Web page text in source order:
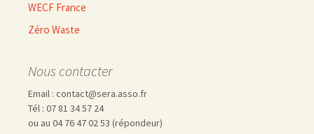
WECF France
Zéro Waste
Nous contacter
Email : contact@sera.asso.fr
Tél : 07 81 34 57 24
ou au 04 76 47 02 53 (répondeur)